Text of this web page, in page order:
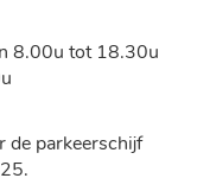
8.00u tot 18.30u
de parkeerschijf